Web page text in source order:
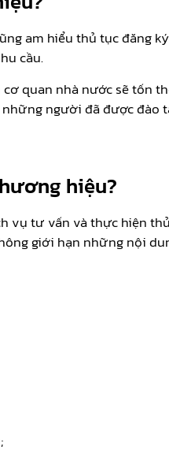
am hiểu thủ tục đăng
cầu.
quan nhà nước sẽ tốn
người đã được đào
hiệu?
tư vấn và thực hiện
giới hạn những nội